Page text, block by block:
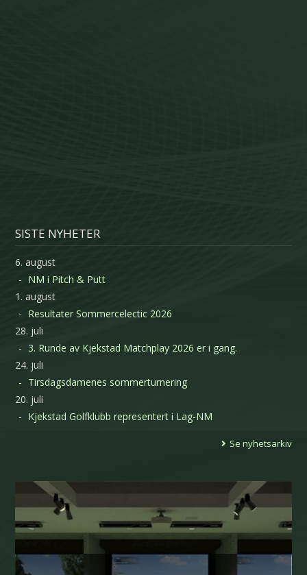
SISTE NYHETER
6. august
NM i Pitch & Putt
1. august
Resultater Sommercelectic 2026
28. juli
3. Runde av Kjekstad Matchplay 2026 er i gang.
24. juli
Tirsdagsdamenes sommerturnering
20. juli
Kjekstad Golfklubb representert i Lag-NM
Se nyhetsarkiv